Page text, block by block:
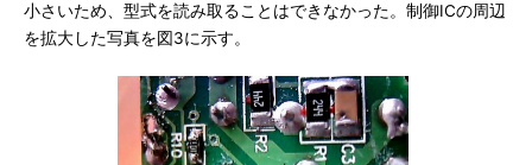
小さいため、型式を読み取ることはできなかった。制御ICの周辺
を拡大した写真を図3に示す。